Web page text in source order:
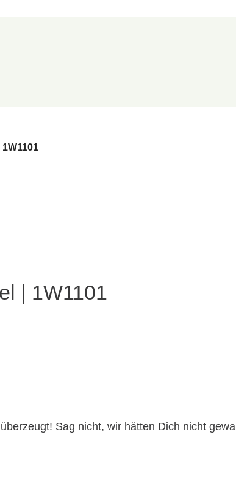
| 1W1101
Sag nicht, wir hätten Dich nicht